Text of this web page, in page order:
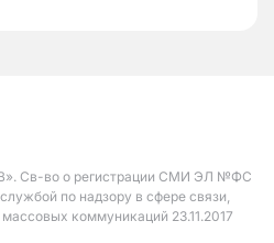
Св-во о регистрации СМИ ЭЛ №ФС
по надзору в сфере связи,
коммуникаций 23.11.2017